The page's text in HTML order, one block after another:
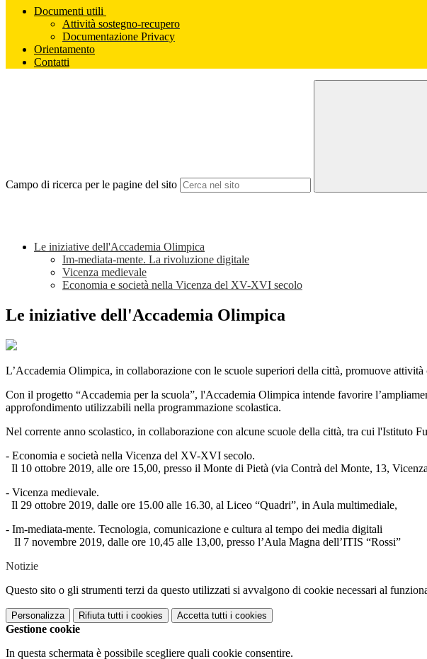
Documenti utili
Attività sostegno-recupero
Documentazione Privacy
Orientamento
Contatti
Campo di ricerca per le pagine del sito
Le iniziative dell'Accademia Olimpica
Im-mediata-mente. La rivoluzione digitale
Vicenza medievale
Economia e società nella Vicenza del XV-XVI secolo
Le iniziative dell'Accademia Olimpica
L’Accademia Olimpica, in collaborazione con le scuole superiori della città, promuove
Con il progetto “Accademia per la scuola”, l'Accademia Olimpica intende favorire
approfondimento utilizzabili nella programmazione scolastica.
Nel corrente anno scolastico, in collaborazione con alcune scuole della città, tra cui l'Istituto
- Economia e società nella Vicenza del XV-XVI secolo.
Il 10 ottobre 2019, alle ore 15,00, presso il Monte di Pietà (via Contrà del Monte, 13,
- Vicenza medievale.
Il 29 ottobre 2019, dalle ore 15.00 alle 16.30, al Liceo “Quadri”, in Aula multimediale,
- Im-mediata-mente. Tecnologia, comunicazione e cultura al tempo dei media digitali
Il 7 novembre 2019, dalle ore 10,45 alle 13,00, presso l’Aula Magna dell’ITIS “Rossi”
Notizie
Questo sito o gli strumenti terzi da questo utilizzati si avvalgono di cookie necessari al
Personalizza Rifiuta tutti i cookies Accetta tutti i cookies
Gestione cookie
In questa schermata è possibile scegliere quali cookie consentire.